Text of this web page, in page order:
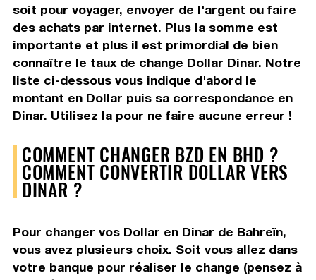
soit pour voyager, envoyer de l'argent ou faire
des achats par internet. Plus la somme est
importante et plus il est primordial de bien
connaître le taux de change Dollar Dinar. Notre
liste ci-dessous vous indique d'abord le
montant en Dollar puis sa correspondance en
Dinar. Utilisez la pour ne faire aucune erreur !
COMMENT CHANGER BZD EN BHD ?
COMMENT CONVERTIR DOLLAR VERS
DINAR ?
Pour changer vos Dollar en Dinar de Bahreïn,
vous avez plusieurs choix. Soit vous allez dans
votre banque pour réaliser le change (pensez à